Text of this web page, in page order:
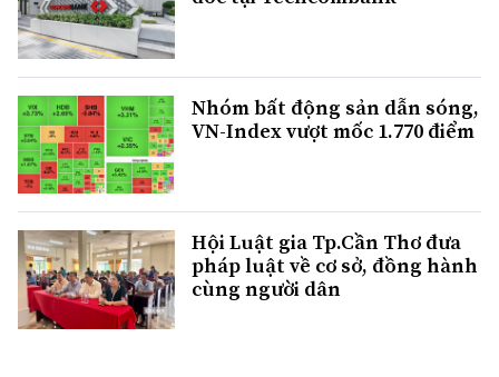
Nhóm bất động sản dẫn sóng,
VN-Index vượt mốc 1.770 điểm
Hội Luật gia Tp.Cần Thơ đưa
pháp luật về cơ sở, đồng hành
cùng người dân